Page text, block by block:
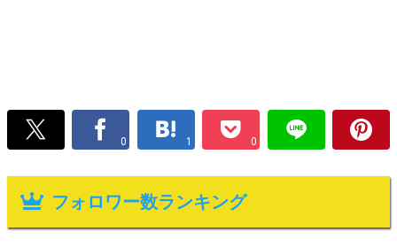
0 1 0
フォロワー数ランキング